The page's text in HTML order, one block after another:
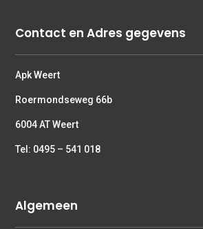
Contact en Adres gegevens
Apk Weert
Roermondseweg 66b
6004 AT Weert
Tel: 0495 – 541 018
Algemeen